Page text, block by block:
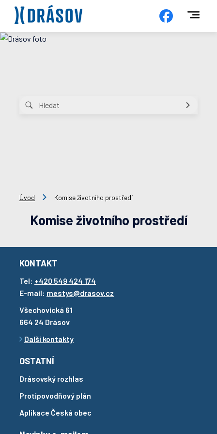
Úvod Komise životního prostředí
Komise životního prostředí
KONTAKT
Tel: +420 549 424 174
E-mail: mestys@drasov.cz
Všechovická 61
664 24 Drásov
Další kontakty
OSTATNÍ
Drásovský rozhlas
Protipovodňový plán
Aplikace Česká obec